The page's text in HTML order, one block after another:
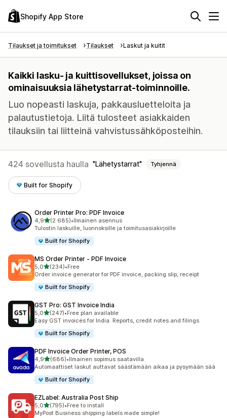
Shopify App Store
Tilaukset ja toimitukset Tilaukset Laskut ja kuitit
Kaikki lasku- ja kuittisovellukset, joissa on
ominaisuuksia lähetystarrat-toiminnoille.
Luo nopeasti laskuja, pakkausluetteloita ja
palautustietoja. Liitä tulosteet asiakkaiden
tilauksiin tai liitteinä vahvistussähköposteihin.
424 sovellusta haulla Lähetystarrat Tyhjennä
Built for Shopify
Order Printer Pro: PDF Invoice
4,9/ 5 tähteä
(2 685)
2685 arvostelua yhteensä
•Ilmainen asennus
Tulostin laskuille, luonnoksille ja toimitusasiakirjoille
Built for Shopify
MS Order Printer ‑ PDF Invoice
5,0/ 5 tähteä
(234)
234 arvostelua yhteensä
•Free
Order invoice generator for PDF invoice, packing slip, receipt
Built for Shopify
GST Pro: GST Invoice India
5,0/ 5 tähteä
(247)
247 arvostelua yhteensä
•Free plan available
Easy GST invoices for India. Reports, credit notes and filings
Built for Shopify
PDF Invoice Order Printer, POS
4,9/ 5 tähteä
(686)
686 arvostelua yhteensä
•Ilmainen sopimus saatavilla
Automaattiset laskut auttavat säästämään aikaa ja pysymään sää
Built for Shopify
EZLabel: Australia Post Ship
5,0/ 5 tähteä
(795)
795 arvostelua yhteensä
•Free to install
MyPost Business shipping labels made simple!